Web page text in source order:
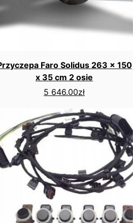
Faro Solidus 263 x 150
x 35 cm 2 osie
5 646.00zł